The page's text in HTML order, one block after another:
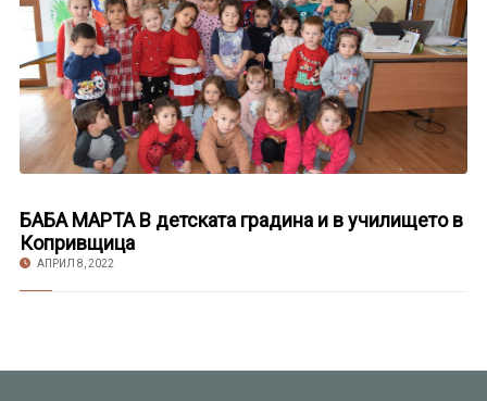
БАБА МАРТА В детската градина и в училището в
Копривщица
АПРИЛ 8, 2022